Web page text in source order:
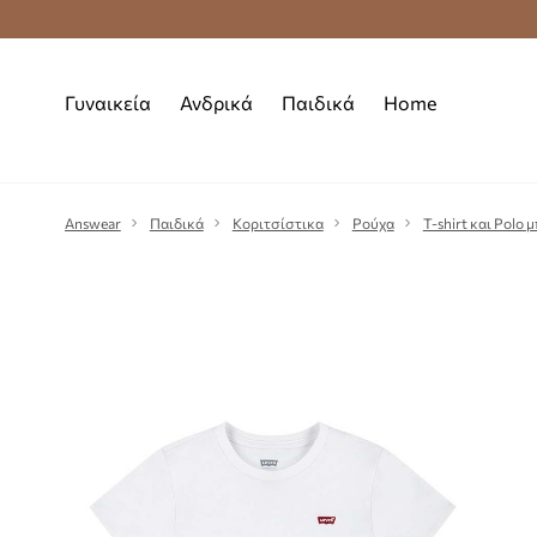
Δωρεάν
Γυναικεία Ανδρικά Παιδικά Home
Answear Παιδικά Κοριτσίστικα Ρούχα T-shirt και Polo